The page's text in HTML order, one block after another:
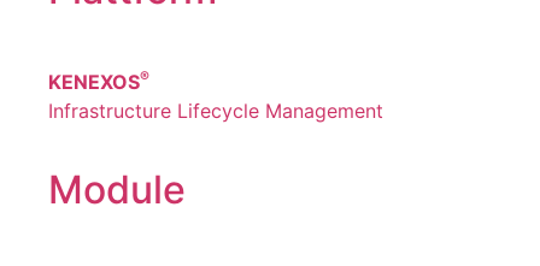
KENEXOS®
Infrastructure Lifecycle Management
Module